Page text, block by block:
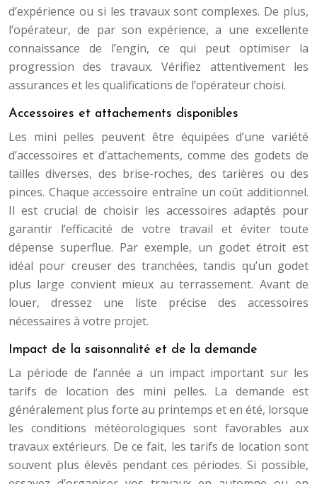
d’expérience ou si les travaux sont complexes. De plus,
l’opérateur, de par son expérience, a une excellente
connaissance de l’engin, ce qui peut optimiser la
progression des travaux. Vérifiez attentivement les
assurances et les qualifications de l’opérateur choisi.
Accessoires et attachements disponibles
Les mini pelles peuvent être équipées d’une variété
d’accessoires et d’attachements, comme des godets de
tailles diverses, des brise-roches, des tarières ou des
pinces. Chaque accessoire entraîne un coût additionnel.
Il est crucial de choisir les accessoires adaptés pour
garantir l’efficacité de votre travail et éviter toute
dépense superflue. Par exemple, un godet étroit est
idéal pour creuser des tranchées, tandis qu’un godet
plus large convient mieux au terrassement. Avant de
louer, dressez une liste précise des accessoires
nécessaires à votre projet.
Impact de la saisonnalité et de la demande
La période de l’année a un impact important sur les
tarifs de location des mini pelles. La demande est
généralement plus forte au printemps et en été, lorsque
les conditions météorologiques sont favorables aux
travaux extérieurs. De ce fait, les tarifs de location sont
souvent plus élevés pendant ces périodes. Si possible,